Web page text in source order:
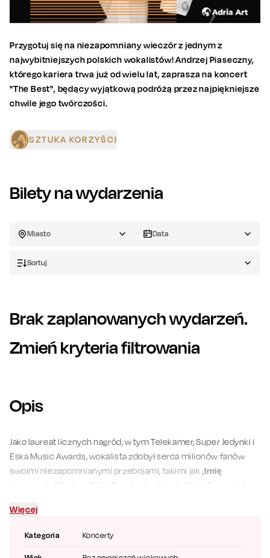
Przygotuj się na niezapomniany wieczór z jednym z
najwybitniejszych polskich wokalistów! Andrzej Piaseczny,
którego kariera trwa już od wielu lat, zaprasza na koncert
"The Best", będący wyjątkową podróżą przez najpiękniejsze
chwile jego twórczości.
SZTUKA KORZYŚCI
Bilety na wydarzenia
Miasto Data
Sortuj
Brak zaplanowanych wydarzeń.
Zmień kryteria filtrowania
Opis
Kategoria Koncerty
Jako laureat licznych nagród, w tym Telekamer, Super Jedynki i
Eska Music Awards, wokalista zdobył serca milionów fanów
swoimi niezapomnianymi przebojami, takimi jak „Imię
deszczu ”, „Niecierpliwi”, „Prawie do nieba ”, „
Chodź, przytul,
album „
a w 2017 roku artysta świętował 25-lecie kariery, realizując
Więcej